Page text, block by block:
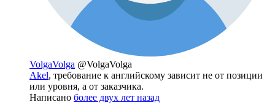
VolgaVolga @VolgaVolga
Akel, требование к английскому зависит не от позиции
или уровня, а от заказчика.
Написано более двух лет назад